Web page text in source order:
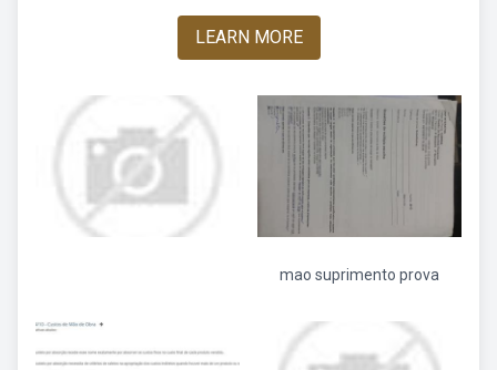
LEARN MORE
mao suprimento prova